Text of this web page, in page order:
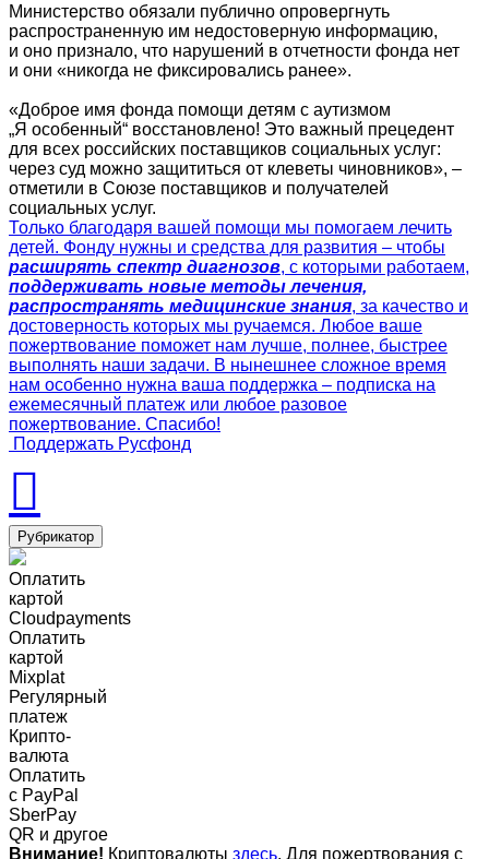
Министерство обязали публично опровергнуть
распространенную им недостоверную информацию,
и оно признало, что нарушений в отчетности фонда нет
и они «никогда не фиксировались ранее».
«Доброе имя фонда помощи детям с аутизмом
„Я особенный“ восстановлено! Это важный прецедент
для всех российских поставщиков социальных услуг:
через суд можно защититься от клеветы чиновников», –
отметили в Союзе поставщиков и получателей
социальных услуг.
Только благодаря вашей помощи мы помогаем лечить
детей. Фонду нужны и средства для развития – чтобы
расширять спектр диагнозов, с которыми работаем,
поддерживать новые методы лечения,
распространять медицинские знания, за качество и
достоверность которых мы ручаемся. Любое ваше
пожертвование поможет нам лучше, полнее, быстрее
выполнять наши задачи. В нынешнее сложное время
нам особенно нужна ваша поддержка – подписка на
ежемесячный платеж или любое разовое
пожертвование. Спасибо!
Поддержать Русфонд
Рубрикатор
Оплатить
картой
Cloudpayments
Оплатить
картой
Mixplat
Регулярный
платеж
Крипто-
валюта
Оплатить
c PayPal
SberPay
QR и другое
Внимание! Криптовалюты здесь. Для пожертвования с